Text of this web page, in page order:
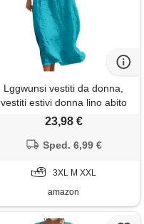
Lggwunsi vestiti da donna,
vestiti estivi donna lino abito
estivo a maniche a 3/4 boho
comodo taglie forti vestito
da spiaggia, cielo blu, 3xl
23,98 €
Sped. 6,99 €
3XL M XXL
amazon